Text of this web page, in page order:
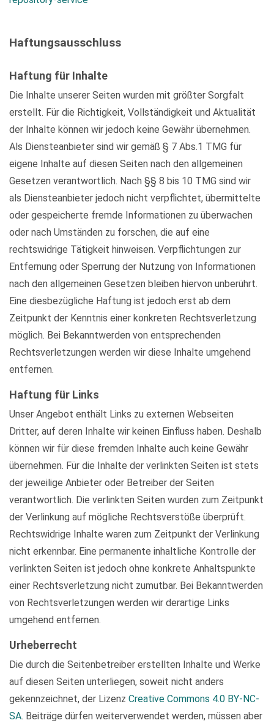
Haftungsausschluss
Haftung für Inhalte
Die Inhalte unserer Seiten wurden mit größter Sorgfalt
erstellt. Für die Richtigkeit, Vollständigkeit und Aktualität
der Inhalte können wir jedoch keine Gewähr übernehmen.
Als Diensteanbieter sind wir gemäß § 7 Abs.1 TMG für
eigene Inhalte auf diesen Seiten nach den allgemeinen
Gesetzen verantwortlich. Nach §§ 8 bis 10 TMG sind wir
als Diensteanbieter jedoch nicht verpflichtet, übermittelte
oder gespeicherte fremde Informationen zu überwachen
oder nach Umständen zu forschen, die auf eine
rechtswidrige Tätigkeit hinweisen. Verpflichtungen zur
Entfernung oder Sperrung der Nutzung von Informationen
nach den allgemeinen Gesetzen bleiben hiervon unberührt.
Eine diesbezügliche Haftung ist jedoch erst ab dem
Zeitpunkt der Kenntnis einer konkreten Rechtsverletzung
möglich. Bei Bekanntwerden von entsprechenden
Rechtsverletzungen werden wir diese Inhalte umgehend
entfernen.
Haftung für Links
Unser Angebot enthält Links zu externen Webseiten
Dritter, auf deren Inhalte wir keinen Einfluss haben. Deshalb
können wir für diese fremden Inhalte auch keine Gewähr
übernehmen. Für die Inhalte der verlinkten Seiten ist stets
der jeweilige Anbieter oder Betreiber der Seiten
verantwortlich. Die verlinkten Seiten wurden zum Zeitpunkt
der Verlinkung auf mögliche Rechtsverstöße überprüft.
Rechtswidrige Inhalte waren zum Zeitpunkt der Verlinkung
nicht erkennbar. Eine permanente inhaltliche Kontrolle der
verlinkten Seiten ist jedoch ohne konkrete Anhaltspunkte
einer Rechtsverletzung nicht zumutbar. Bei Bekanntwerden
von Rechtsverletzungen werden wir derartige Links
umgehend entfernen.
Urheberrecht
Die durch die Seitenbetreiber erstellten Inhalte und Werke
auf diesen Seiten unterliegen, soweit nicht anders
gekennzeichnet, der Lizenz Creative Commons 4.0 BY-NC-
SA. Beiträge dürfen weiterverwendet werden, müssen aber